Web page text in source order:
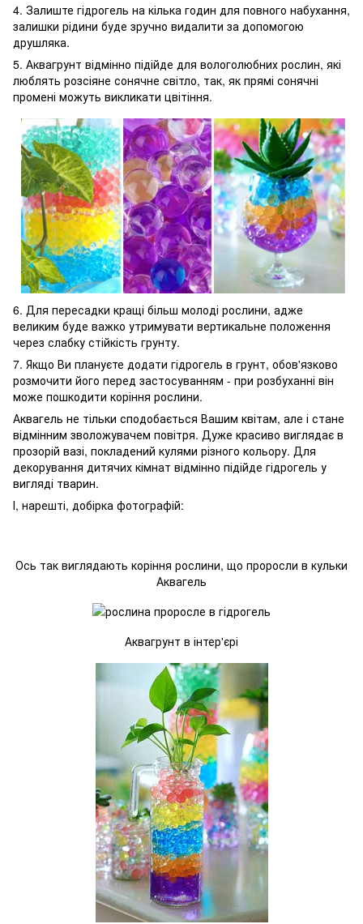
4. Залиште гідрогель на кілька годин для повного набухання,
залишки рідини буде зручно видалити за допомогою
друшляка.
5. Аквагрунт відмінно підійде для вологолюбних рослин, які
люблять розсіяне сонячне світло, так, як прямі сонячні
промені можуть викликати цвітіння.
6. Для пересадки кращі більш молоді рослини, адже
великим буде важко утримувати вертикальне положення
через слабку стійкість грунту.
7. Якщо Ви плануєте додати гідрогель в грунт, обов'язково
розмочити його перед застосуванням - при розбуханні він
може пошкодити коріння рослини.
Аквагель не тільки сподобається Вашим квітам, але і стане
відмінним зволожувачем повітря. Дуже красиво виглядає в
прозорій вазі, покладений кулями різного кольору. Для
декорування дитячих кімнат відмінно підійде гідрогель у
вигляді тварин.
І, нарешті, добірка фотографій:
Ось так виглядають коріння рослини, що проросли в кульки
Аквагель
Аквагрунт в інтер'єрі